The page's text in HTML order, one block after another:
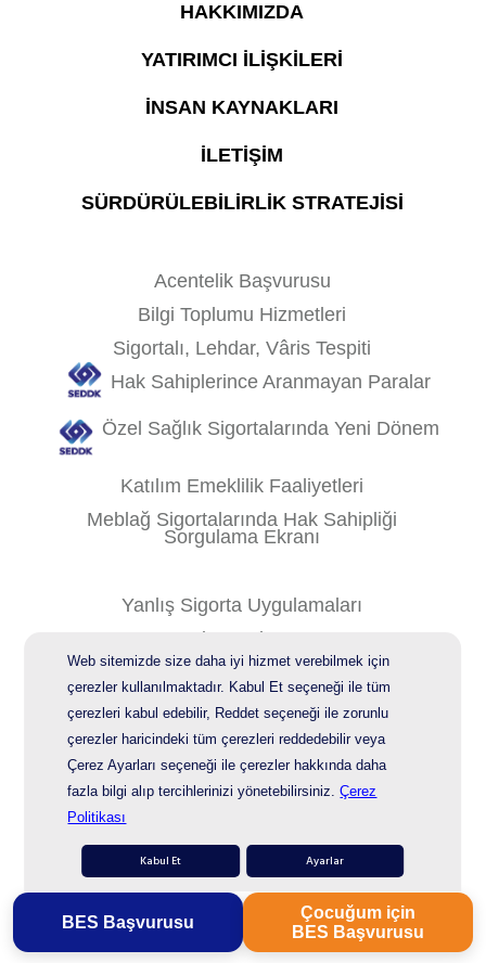
Web sitemizde size daha iyi hizmet verebilmek için
çerezler kullanılmaktadır. Kabul Et seçeneği ile tüm
çerezleri kabul edebilir, Reddet seçeneği ile zorunlu
çerezler haricindeki tüm çerezleri reddedebilir veya
Çerez Ayarları seçeneği ile çerezler hakkında daha
fazla bilgi alıp tercihlerinizi yönetebilirsiniz.Çerez
Politikası
Kabul Et Ayarlar
HAKKIMIZDA
YATIRIMCI İLİŞKİLERİ
İNSAN KAYNAKLARI
İLETİŞİM
SÜRDÜRÜLEBİLİRLİK STRATEJİSİ
Acentelik Başvurusu
Bilgi Toplumu Hizmetleri
Sigortalı, Lehdar, Vâris Tespiti
Hak Sahiplerince Aranmayan Paralar
Özel Sağlık Sigortalarında Yeni Dönem
Katılım Emeklilik Faaliyetleri
Meblağ Sigortalarında Hak Sahipliği
Sorgulama Ekranı
Yanlış Sigorta Uygulamaları
Site Haritası
Kişisel Verilerin Korunması
Bilgi Güvenliği Politikası
© 2026 AgeSA
BES Başvurusu
Çocuğum için
BES Başvurusu